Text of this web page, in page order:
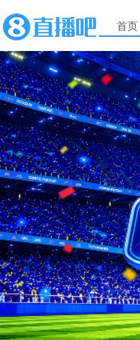
首页